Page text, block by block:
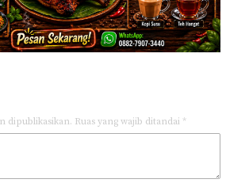
dipublikasikan. Ruas yang wajib ditandai *